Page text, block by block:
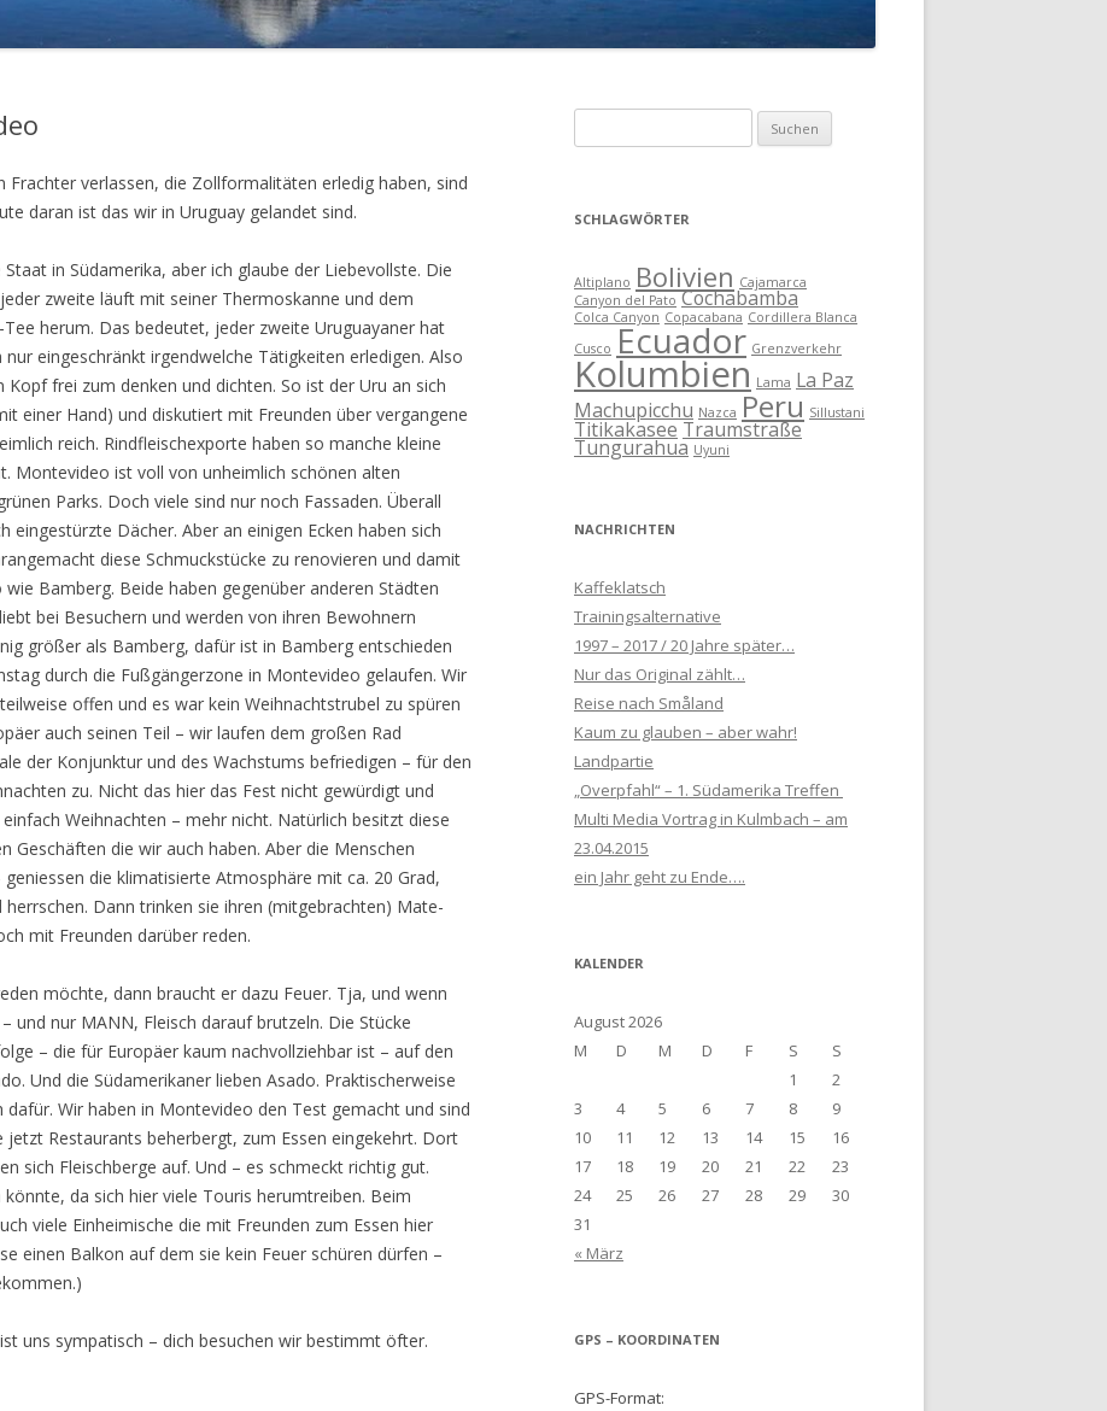
GAIMAN UND DIE GRILLMEISTER
verlassen, die Zollformalitäten erledig haben, sind
daran ist das wir in Uruguay gelandet sind.
in Südamerika, aber ich glaube der Liebevollste. Die
zweite läuft mit seiner Thermoskanne und dem
herum. Das bedeutet, jeder zweite Uruguayaner hat
eingeschränkt irgendwelche Tätigkeiten erledigen. Also
Kopf frei zum denken und dichten. So ist der Uru an sich
einer Hand) und diskutiert mit Freunden über vergangene
reich. Rindfleischexporte haben so manche kleine
Montevideo ist voll von unheimlich schönen alten
Parks. Doch viele sind nur noch Fassaden. Überall
eingestürzte Dächer. Aber an einigen Ecken haben sich
diese Schmuckstücke zu renovieren und damit
Bamberg. Beide haben gegenüber anderen Städten
bei Besuchern und werden von ihren Bewohnern
größer als Bamberg, dafür ist in Bamberg entschieden
durch die Fußgängerzone in Montevideo gelaufen. Wir
offen und es war kein Weihnachtstrubel zu spüren
auch seinen Teil – wir laufen dem großen Rad
der Konjunktur und des Wachstums befriedigen – für den
zu. Nicht das hier das Fest nicht gewürdigt und
Weihnachten – mehr nicht. Natürlich besitzt diese
Geschäften die wir auch haben. Aber die Menschen
die klimatisierte Atmosphäre mit ca. 20 Grad,
Dann trinken sie ihren (mitgebrachten) Mate-
mit Freunden darüber reden.
möchte, dann braucht er dazu Feuer. Tja, und wenn
und nur MANN, Fleisch darauf brutzeln. Die Stücke
– die für Europäer kaum nachvollziehbar ist – auf den
Und die Südamerikaner lieben Asado. Praktischerweise
dafür. Wir haben in Montevideo den Test gemacht und sind
Restaurants beherbergt, zum Essen eingekehrt. Dort
sich Fleischberge auf. Und – es schmeckt richtig gut.
da sich hier viele Touris herumtreiben. Beim
viele Einheimische die mit Freunden zum Essen hier
einen Balkon auf dem sie kein Feuer schüren dürfen –
uns sympatisch – dich besuchen wir bestimmt öfter.
nach:
SCHLAGWÖRTER
Altiplano Bolivien Cajamarca
Canyon del Pato Cochabamba
Colca Canyon Copacabana Cordillera Blanca
Cusco Ecuador Grenzverkehr
Kolumbien Lama La Paz
Machupicchu Nazca Peru Sillustani
Titikakasee Traumstraße
Tungurahua Uyuni
NACHRICHTEN
Kaffeklatsch
Trainingsalternative
1997 – 2017 / 20 Jahre später…
Nur das Original zählt…
Reise nach Småland
Kaum zu glauben – aber wahr!
Landpartie
„Overpfahl“ – 1. Südamerika Treffen
Multi Media Vortrag in Kulmbach – am
23.04.2015
ein Jahr geht zu Ende….
KALENDER
August 2026
M
D M D F S
S
1
2
3
4 5 6 7 8
9
10
11 12 13 14 15
16
17
18 19 20 21 22
23
24
25 26 27 28 29
30
31
« März
GPS – KOORDINATEN
GPS-Format: